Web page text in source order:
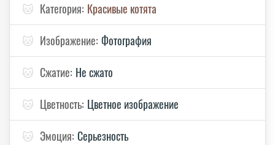
🐱 Категория: Красивые котята
🐱 Изображение: Фотография
🐱 Сжатие: Не сжато
🐱 Цветность: Цветное изображение
🐱 Эмоция: Серьезность